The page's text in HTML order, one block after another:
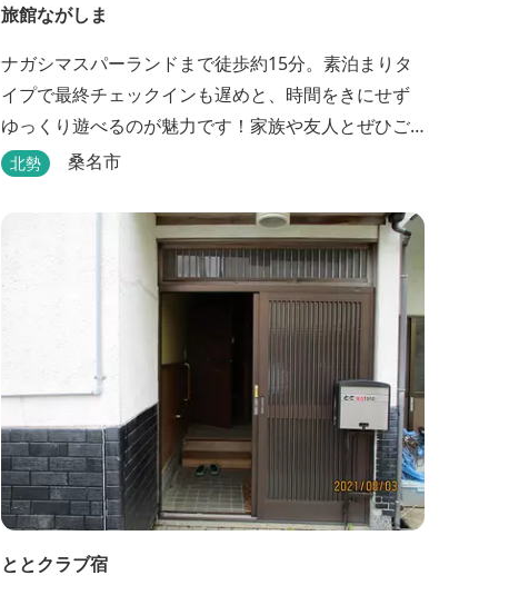
旅館ながしま
ナガシマスパーランドまで徒歩約15分。素泊まりタ
イプで最終チェックインも遅めと、時間をきにせず
ゆっくり遊べるのが魅力です！家族や友人とぜひご
利用ください。
北勢 桑名市
ととクラブ宿